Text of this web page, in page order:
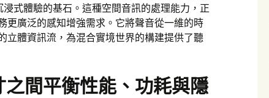
式體驗的基石。這種空間音訊的處理能力，正
更廣泛的感知增強需求。它將聲音從一維的時
立體資訊流，為混合實境世界的構建提供了聽
間平衡性能、功耗與隱